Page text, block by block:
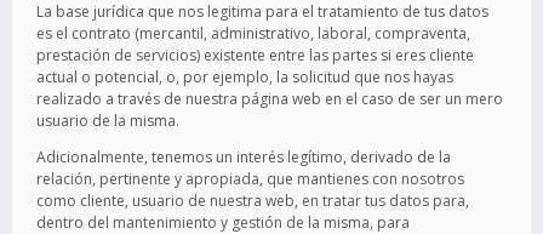
La base jurídica que nos legitima para el tratamiento de tus datos
es el contrato (mercantil, administrativo, laboral, compraventa,
prestación de servicios) existente entre las partes si eres cliente
actual o potencial, o, por ejemplo, la solicitud que nos hayas
realizado a través de nuestra página web en el caso de ser un mero
usuario de la misma.
Adicionalmente, tenemos un interés legítimo, derivado de la
relación, pertinente y apropiada, que mantienes con nosotros
como cliente, usuario de nuestra web, en tratar tus datos para,
dentro del mantenimiento y gestión de la misma, para